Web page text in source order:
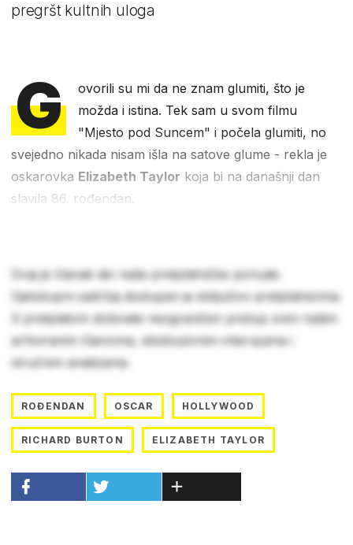
pregršt kultnih uloga
G
ovorili su mi da ne znam glumiti, što je
možda i istina. Tek sam u svom filmu
"Mjesto pod Suncem" i počela glumiti, no
svejedno nikada nisam išla na satove glume - rekla je
oskarovka Elizabeth Taylor koja bi na današnji dan
slavila 86. rođendan.
Ovaj je članak dio naše pretplatničke ponude.
Cjelokupni sadržaj dostupan je isključivo pretplatnicima.
S pretplatom dobivate neograničen pristup svim našim
arhiviranim člancima, ekskluzivnim intervjuima i
stručnim analizama.
ROĐENDAN OSCAR HOLLYWOOD
RICHARD BURTON ELIZABETH TAYLOR